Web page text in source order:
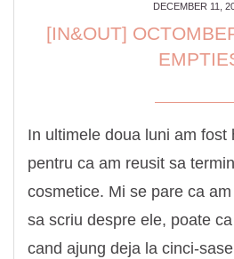
DECEMBER 11,
[IN&OUT]
In ultimele doua luni am fost
pentru ca am reusit sa
cosmetice. Mi se pare ca
sa scriu despre ele, poate
cand ajung deja la cinci-